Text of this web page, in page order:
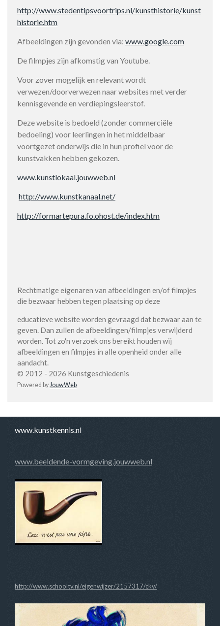
http://www.stedentipsvoortrips.nl/kunsthistorie/kunst
historie.htm
Afbeeldingen zijn gevonden via: www.google.com
De filmpjes zijn afkomstig van Youtube.
Voor zover mogelijk en relevant wordt
verwezen/doorverwezen naar websites met verder
kennisgevende en verdiepingsleerstof.
Deze website is bedoeld (zonder commerciële
bedoeling) voor leerlingen in het middelbaar
voortgezet onderwijs die in hun profiel voor de
kunstvakken hebben gekozen.
www.kunstlokaal.jouwweb.nl
http://www.kunstkanaal.net/
http://formartepura.fo.ohost.de/index.htm
Rechtmatige eigenaren van afbeeldingen en/of filmpjes
die bezwaar hebben tegen plaatsing op deze
educatieve website worden gevraagd dat bezwaar aan te
geven. Dan zullen de afbeeldingen/filmpjes verwijderd
worden. Tot zo'n verzoek ons bereikt houden wij
afbeeldingen en filmpjes in alle openheid onder alle
aandacht.
© 2012 - 2026 Kunstgeschiedenis
Powered byJouwWeb
www.kunstkennis.nl
www.beeldende-vormgeving.jouwweb.nl
http://www.schooltv.nl/eigenwijzer/2157317/ckv/